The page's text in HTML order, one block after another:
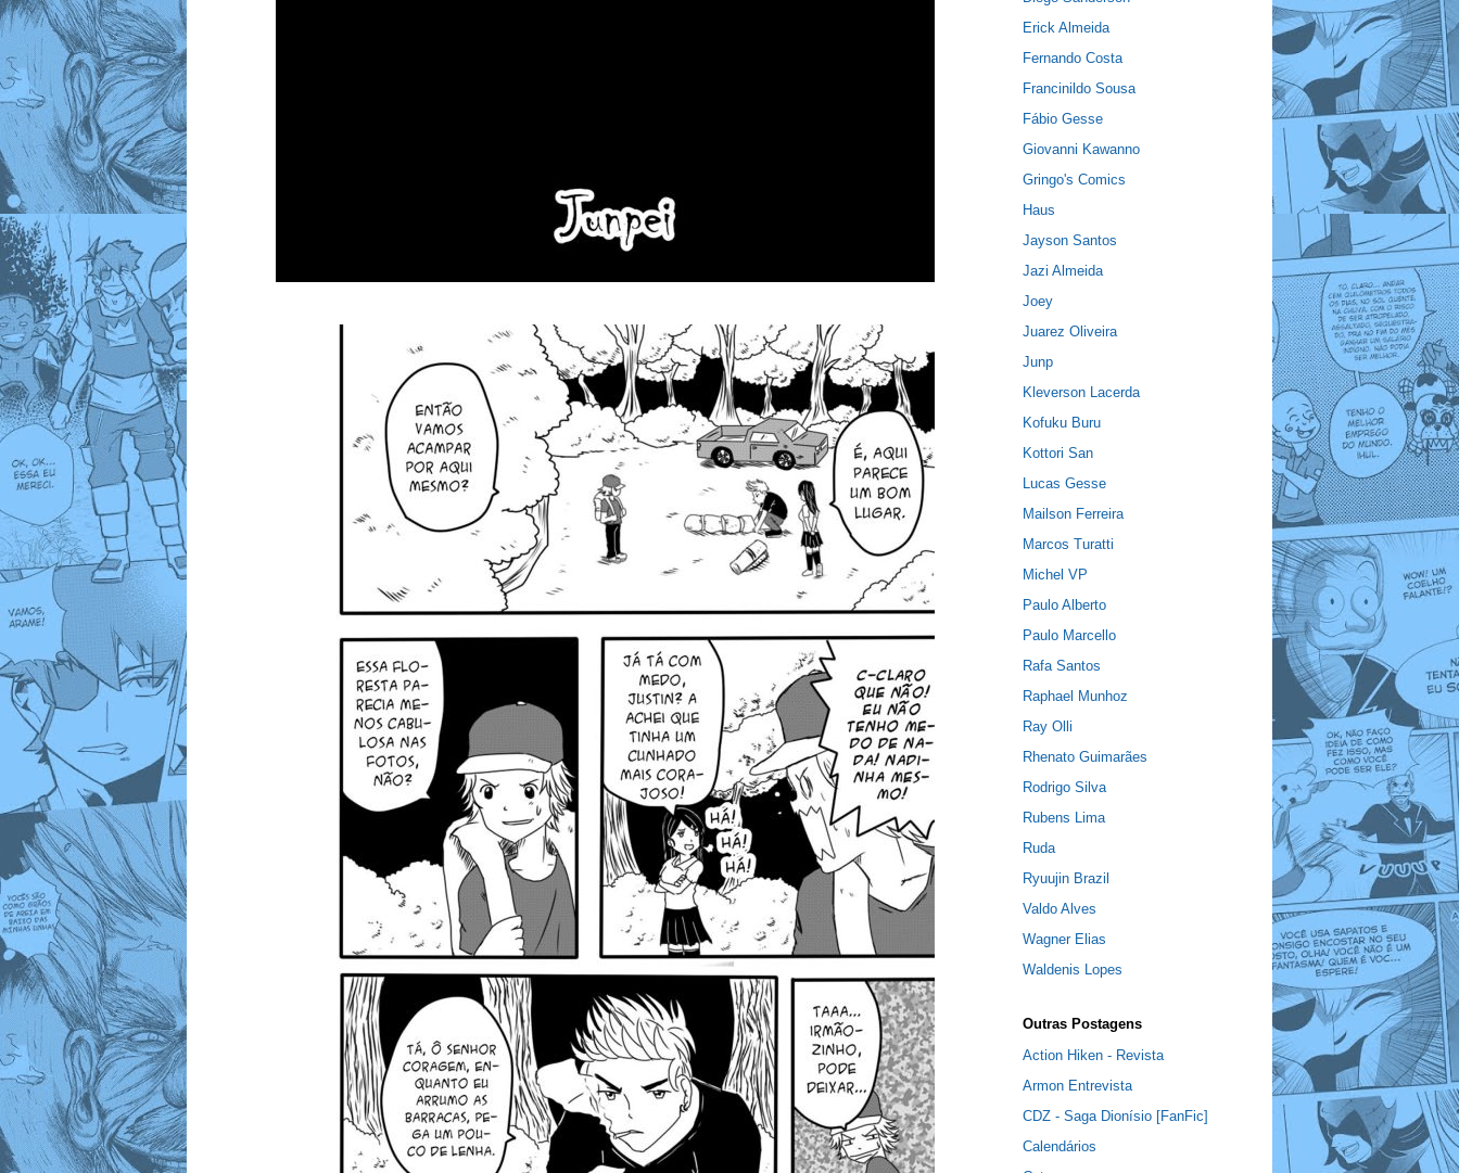
Erick Almeida
Fernando Costa
Francinildo Sousa
Fábio Gesse
Giovanni Kawanno
Gringo's Comics
Haus
Jayson Santos
Jazi Almeida
Joey
Juarez Oliveira
Junp
Kleverson Lacerda
Kofuku Buru
Kottori San
Lucas Gesse
Mailson Ferreira
Marcos Turatti
Michel VP
Paulo Alberto
Paulo Marcello
Rafa Santos
Raphael Munhoz
Ray Olli
Rhenato Guimarães
Rodrigo Silva
Rubens Lima
Ruda
Ryuujin Brazil
Valdo Alves
Wagner Elias
Waldenis Lopes
Outras Postagens
Action Hiken - Revista
Armon Entrevista
CDZ - Saga Dionísio [FanFic]
Calendários